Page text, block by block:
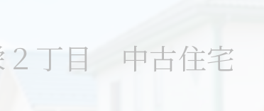
(中古)
２丁目 中古住宅